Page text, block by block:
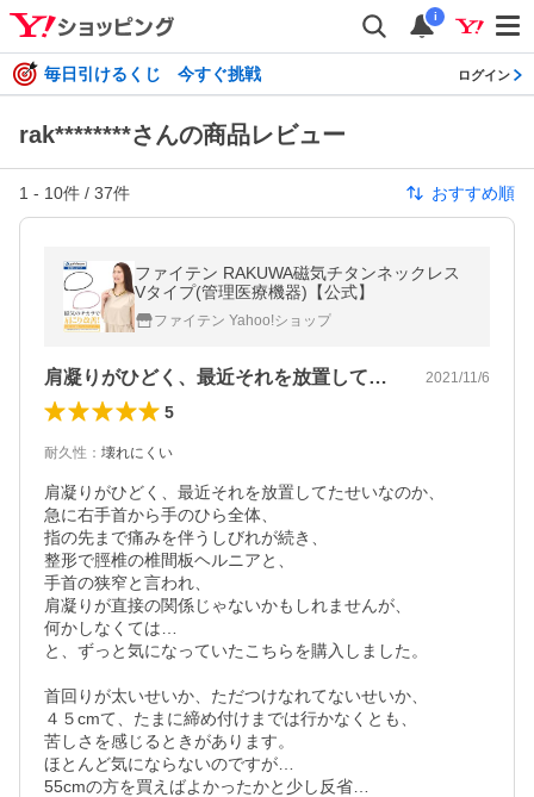
i
毎日引けるくじ 今すぐ挑戦 ログイン
rak********さんの商品レビュー
1 - 10件 / 37件 おすすめ順
ファイテン RAKUWA磁気チタンネックレス
Vタイプ(管理医療機器)【公式】
ファイテン Yahoo!ショップ
肩凝りがひどく、最近それを放置してたせ… 2021/11/6
5
耐久性 ： 壊れにくい
肩凝りがひどく、最近それを放置してたせいなのか、
急に右手首から手のひら全体、
指の先まで痛みを伴うしびれが続き、
整形で脛椎の椎間板ヘルニアと、
手首の狭窄と言われ、
肩凝りが直接の関係じゃないかもしれませんが、
何かしなくては…
と、ずっと気になっていたこちらを購入しました。
首回りが太いせいか、ただつけなれてないせいか、
４５cmて、たまに締め付けまでは行かなくとも、
苦しさを感じるときがあります。
ほとんど気にならないのですが…
55cmの方を買えばよかったかと少し反省…